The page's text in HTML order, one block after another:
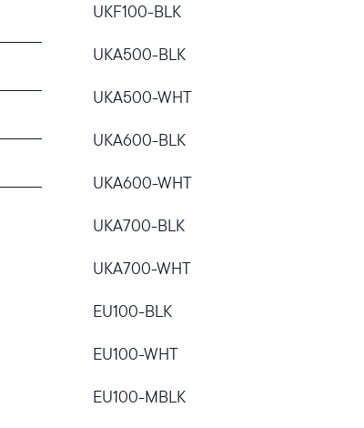
UKF100-BLK
UKA500-BLK
UKA500-WHT
UKA600-BLK
UKA600-WHT
UKA700-BLK
UKA700-WHT
EU100-BLK
EU100-WHT
EU100-MBLK